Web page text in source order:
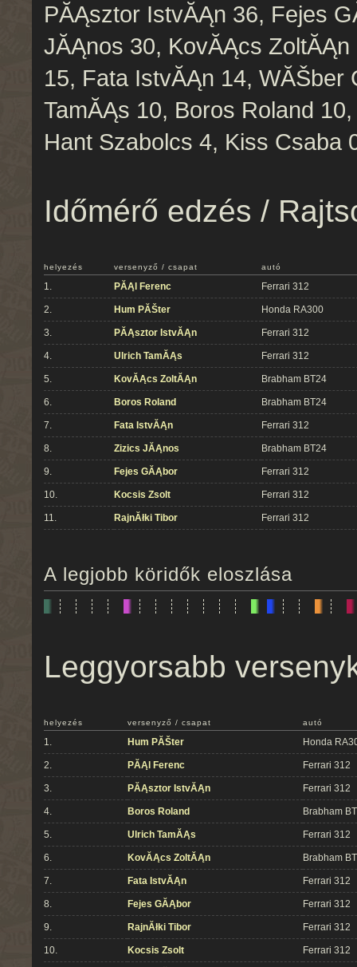
PĂĄsztor IstvĂĄn 36, Fejes
JĂĄnos 30, KovĂĄcs
15, Fata IstvĂĄn 14,
TamĂĄs 10, Boros Roland
Hant Szabolcs 4, Kiss Csaba
Időmérő edzés /
helyezés versenyző / csapat autó
1. PĂĄl Ferenc Ferrari 312
2. Hum PĂŠter Honda RA300
3. PĂĄsztor IstvĂĄn Ferrari 312
4. Ulrich TamĂĄs Ferrari 312
5. KovĂĄcs ZoltĂĄn Brabham BT24
6. Boros Roland Brabham BT24
7. Fata IstvĂĄn Ferrari 312
8. Zizics JĂĄnos Brabham BT24
9. Fejes GĂĄbor Ferrari 312
10. Kocsis Zsolt Ferrari 312
11. RajnĂłki Tibor Ferrari 312
A legjobb köridők eloszlása
Leggyorsabb
helyezés versenyző / csapat autó
1. Hum PĂŠter Honda
2. PĂĄl Ferenc Ferrari 312
3. PĂĄsztor IstvĂĄn Ferrari 312
4. Boros Roland Brabham
5. Ulrich TamĂĄs Ferrari 312
6. KovĂĄcs ZoltĂĄn Brabham
7. Fata IstvĂĄn Ferrari 312
8. Fejes GĂĄbor Ferrari 312
9. RajnĂłki Tibor Ferrari 312
10. Kocsis Zsolt Ferrari 312